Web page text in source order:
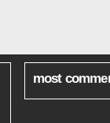
most